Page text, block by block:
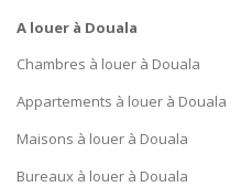
A louer à Douala
Chambres à louer à Douala
Appartements à louer à Douala
Maisons à louer à Douala
Bureaux à louer à Douala